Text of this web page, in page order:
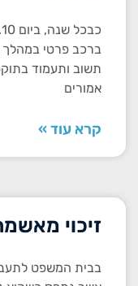
ברכב פרטי במהלך
אמורים
קרא עוד »
זיכוי
בבית המשפט